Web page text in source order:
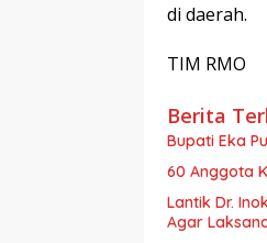
di daerah.
TIM RMO
Berita
Bupati Eka
60 Anggota
Lantik Dr.
Agar